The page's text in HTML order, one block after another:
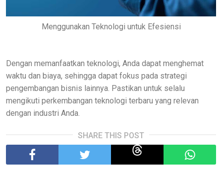
Menggunakan Teknologi untuk Efesiensi
Dengan memanfaatkan teknologi, Anda dapat menghemat
waktu dan biaya, sehingga dapat fokus pada strategi
pengembangan bisnis lainnya. Pastikan untuk selalu
mengikuti perkembangan teknologi terbaru yang relevan
dengan industri Anda.
SHARE THIS POST